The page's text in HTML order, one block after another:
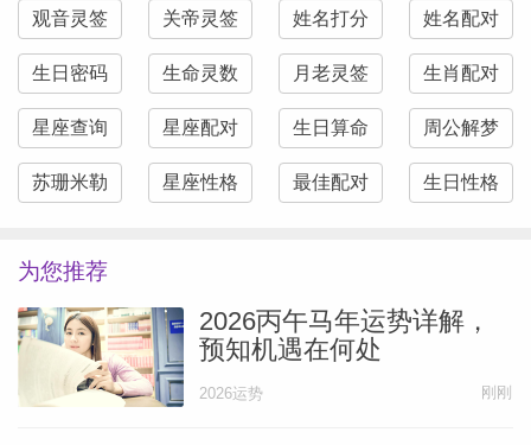
观音灵签 关帝灵签 姓名打分 姓名配对
生日密码 生命灵数 月老灵签 生肖配对
星座查询 星座配对 生日算命 周公解梦
苏珊米勒 星座性格 最佳配对 生日性格
为您推荐
2026丙午马年运势详解，
预知机遇在何处
2026运势 刚刚